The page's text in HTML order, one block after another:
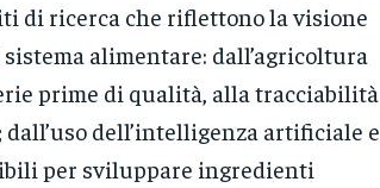
di ricerca che riflettono la visione
alimentare: dall’agricoltura
prime di qualità, alla tracciabilità
dell’intelligenza artificiale e
per sviluppare ingredienti